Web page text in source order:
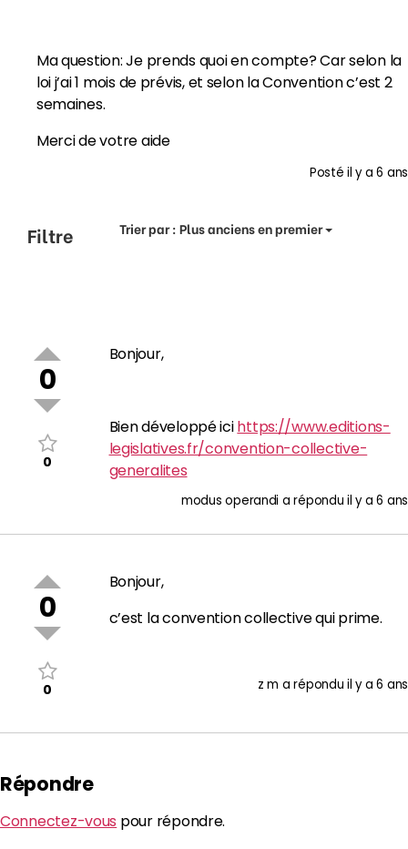
Ma question: Je prends quoi en compte? Car selon la
loi j’ai 1 mois de prévis, et selon la Convention c’est 2
semaines.
Merci de votre aide
Postéil y a 6 ans
Filtre Trier par :Plus anciens en premier
0
0
Bonjour,
Bien développé icihttps://www.editions-
legislatives.fr/convention-collective-
generalites
modus operandi a réponduil y a 6 ans
0
0
Bonjour,
c’est la convention collective qui prime.
z m a réponduil y a 6 ans
Répondre
Connectez-vous pour répondre.